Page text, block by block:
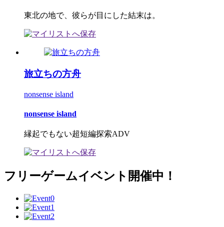
東北の地で、彼らが目にした結末は。
旅立ちの方舟
nonsense island
nonsense island
縁起でもない超短編探索ADV
フリーゲームイベント開催中！